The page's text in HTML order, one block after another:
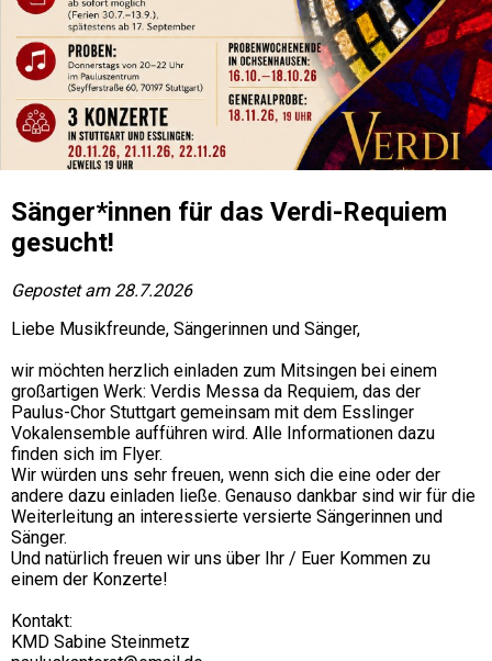
Sänger*innen für das Verdi-Requiem
gesucht!
Gepostet am 28.7.2026
Liebe Musikfreunde, Sängerinnen und Sänger,
wir möchten herzlich einladen zum Mitsingen bei einem
großartigen Werk: Verdis Messa da Requiem, das der
Paulus-Chor Stuttgart gemeinsam mit dem Esslinger
Vokalensemble aufführen wird. Alle Informationen dazu
finden sich im Flyer.
Wir würden uns sehr freuen, wenn sich die eine oder der
andere dazu einladen ließe. Genauso dankbar sind wir für die
Weiterleitung an interessierte versierte Sängerinnen und
Sänger.
Und natürlich freuen wir uns über Ihr / Euer Kommen zu
einem der Konzerte!
Kontakt:
KMD Sabine Steinmetz